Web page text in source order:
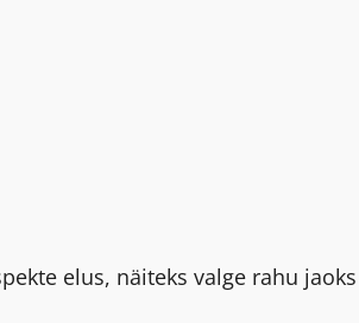
elus, näiteks valge rahu